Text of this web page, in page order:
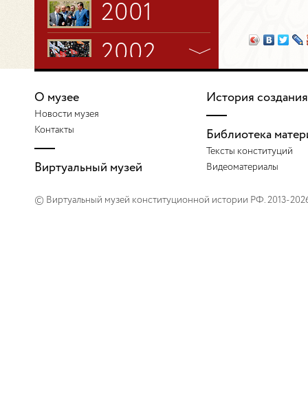
2001
2002
2005
2006
О музее
Новости музея
Контакты
Виртуальный музей
История создания
Библиотека
Тексты конституций
Видеоматериалы
© Виртуальный музей конституционной истории РФ. 2013-